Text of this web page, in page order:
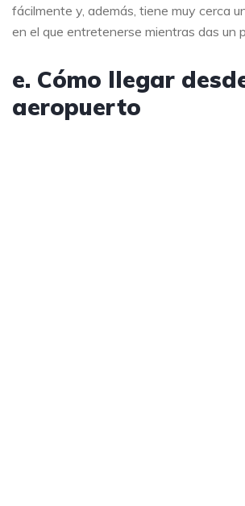
fácilmente y, además, tiene muy cerca
en el que entretenerse mientras das un
e. Cómo llegar
aeropuerto